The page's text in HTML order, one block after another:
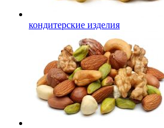
кондитерские изделия